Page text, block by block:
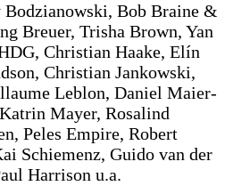
Bob Braine &
Breuer, Trisha Brown, Yan
Christian Haake, Elín
Christian Jankowski,
Leblon, Daniel Maier-
Mayer, Rosalind
Peles Empire, Robert
Schiemenz, Guido van der
Harrison u.a.